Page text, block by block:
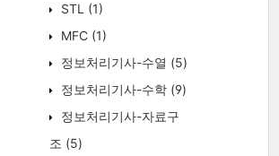
STL (1)
MFC (1)
정보처리기사-수열 (5)
정보처리기사-수학 (9)
정보처리기사-자료구
조 (5)